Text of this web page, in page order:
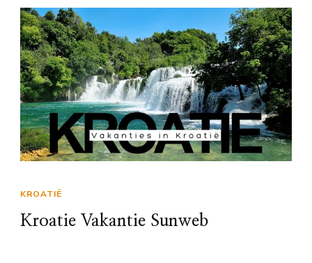
KROATIË
Kroatie Vakantie Sunweb